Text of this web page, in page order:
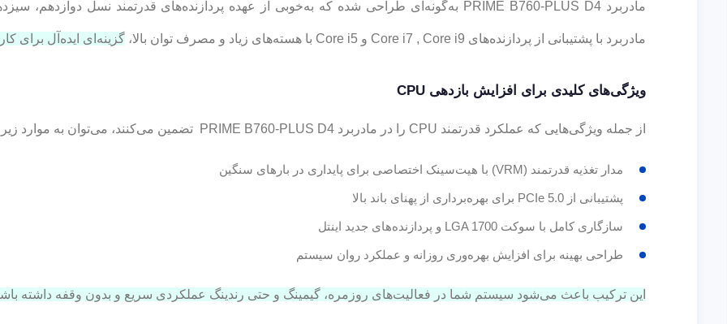
مادربرد با پشتیبانی از پردازنده‌های Core i7 , Core i9 و Core i5 با هسته‌های زیاد و مصرف توان بالا، گزینه‌ای ایده‌آل برای
ویژگی‌های کلیدی برای افزایش بازدهی CPU
از جمله ویژگی‌هایی که عملکرد قدرتمند CPU را در مادربرد PRIME B760-PLUS D4 تضمین می‌کنند، می‌توان به موارد زیر اشاره کرد:
مدار تغذیه قدرتمند (VRM) با هیت‌سینک اختصاصی برای پایداری در بار‌های سنگین
پشتیبانی از PCIe 5.0 برای بهره‌برداری از پهنای باند بالا
سازگاری کامل با سوکت LGA 1700 و پردازنده‌های جدید اینتل
طراحی بهینه برای افزایش بهره‌وری روزانه و عملکرد روان سیستم
این ترکیب باعث می‌شود سیستم شما در فعالیت‌های روزمره، گیمینگ و حتی رندینگ عملکردی سریع و بدون وقفه داشته